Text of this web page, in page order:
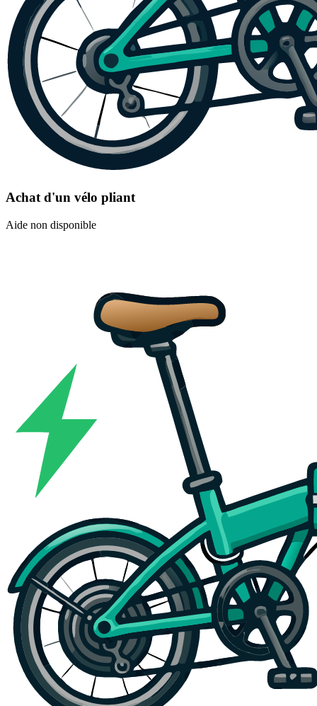
Achat d'un vélo pliant
Aide non disponible